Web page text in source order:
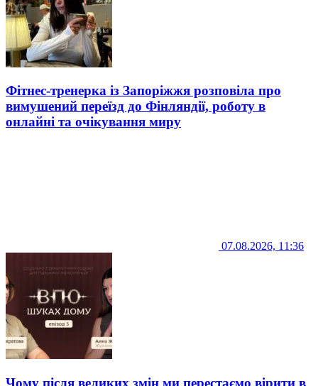
Фітнес-тренерка із Запоріжжя розповіла про
вимушений переїзд до Фінляндії, роботу в
онлайні та очікування миру
07.08.2026, 11:36
Чому після великих змін ми перестаємо вірити в